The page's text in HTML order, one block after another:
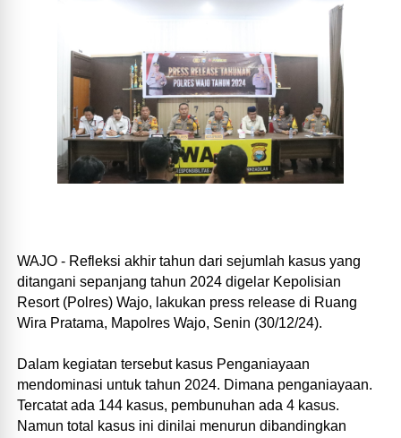
WAJO - Refleksi akhir tahun dari sejumlah kasus yang
ditangani sepanjang tahun 2024 digelar Kepolisian
Resort (Polres) Wajo, lakukan press release di Ruang
Wira Pratama, Mapolres Wajo, Senin (30/12/24).
Dalam kegiatan tersebut kasus Penganiayaan
mendominasi untuk tahun 2024. Dimana penganiayaan.
Tercatat ada 144 kasus, pembunuhan ada 4 kasus.
Namun total kasus ini dinilai menurun dibandingkan